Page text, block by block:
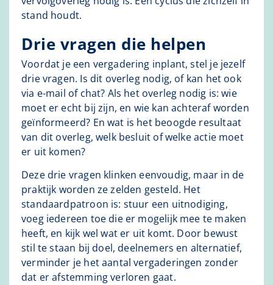
stand houdt.
Drie vragen die helpen
Voordat je een vergadering inplant, stel je jezelf
drie vragen. Is dit overleg nodig, of kan het ook
via e-mail of chat? Als het overleg nodig is: wie
moet er echt bij zijn, en wie kan achteraf worden
geïnformeerd? En wat is het beoogde resultaat
van dit overleg, welk besluit of welke actie moet
er uit komen?
Deze drie vragen klinken eenvoudig, maar in de
praktijk worden ze zelden gesteld. Het
standaardpatroon is: stuur een uitnodiging,
voeg iedereen toe die er mogelijk mee te maken
heeft, en kijk wel wat er uit komt. Door bewust
stil te staan bij doel, deelnemers en alternatief,
verminder je het aantal vergaderingen zonder
dat er afstemming verloren gaat.